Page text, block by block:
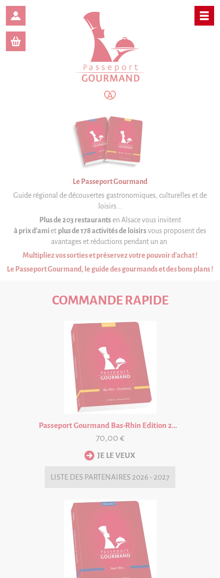
Le Passeport Gourmand
Bas-Rhin
Haut-Rhin
Offres numériques
Actualités
Partenariat
FAQ
Le Passeport Gourmand
Guide régional de découvertes gastronomiques, culturelles et de
loisirs...
Plus de 203 restaurantsen Alsace vous invitent
à prix d'amiet plus de 178 activités de loisirsvous proposent des
avantages et réductions pendant un an.
Multipliez vos sorties et préservez votre pouvoir d'achat !
Le Passeport Gourmand, le guide des gourmands et des bons plans !
COMMANDE RAPIDE
Passeport Gourmand Bas-Rhin Edition 2026/27 VALABLE UN AN A PARTIR DE LA DATE D'ACHAT
70,00 €
LISTE DES PARTENAIRES 2026 - 2027
Panneau de gestion des cookies